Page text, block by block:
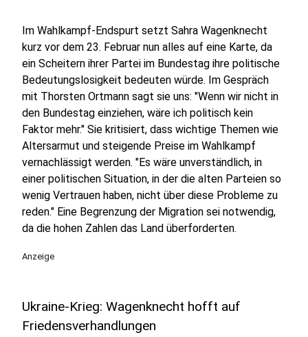
Im Wahlkampf-Endspurt setzt Sahra Wagenknecht
kurz vor dem 23. Februar nun alles auf eine Karte, da
ein Scheitern ihrer Partei im Bundestag ihre politische
Bedeutungslosigkeit bedeuten würde. Im Gespräch
mit Thorsten Ortmann sagt sie uns: "Wenn wir nicht in
den Bundestag einziehen, wäre ich politisch kein
Faktor mehr." Sie kritisiert, dass wichtige Themen wie
Altersarmut und steigende Preise im Wahlkampf
vernachlässigt werden. "Es wäre unverständlich, in
einer politischen Situation, in der die alten Parteien so
wenig Vertrauen haben, nicht über diese Probleme zu
reden." Eine Begrenzung der Migration sei notwendig,
da die hohen Zahlen das Land überforderten.
Anzeige
Ukraine-Krieg: Wagenknecht hofft auf
Friedensverhandlungen